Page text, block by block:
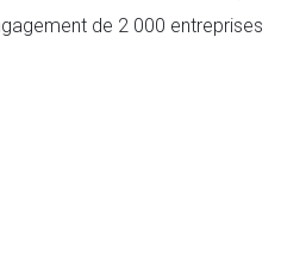
de 2 000 entreprises